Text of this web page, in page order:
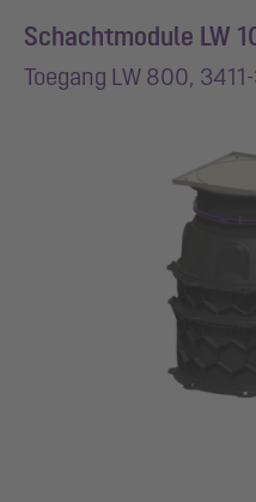
Schachtmodule LW
Toegang LW 800,